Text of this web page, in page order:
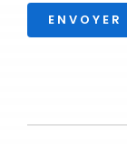
ENVOYER